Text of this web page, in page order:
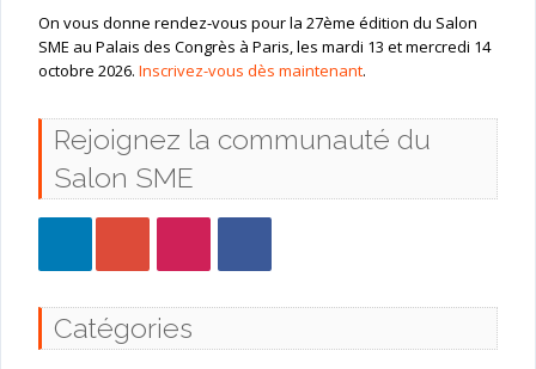
On vous donne rendez-vous pour la 27ème édition du Salon
SME au Palais des Congrès à Paris, les mardi 13 et mercredi 14
octobre 2026. Inscrivez-vous dès maintenant.
Rejoignez la communauté du
Salon SME
Catégories